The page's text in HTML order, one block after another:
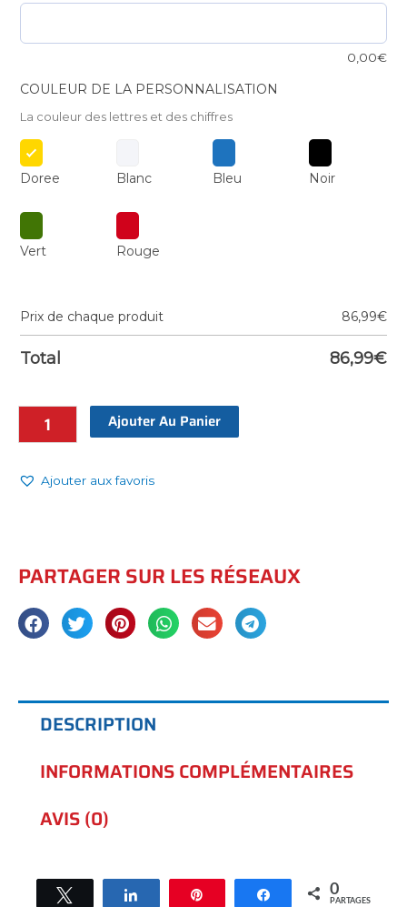
0,00€
COULEUR DE LA PERSONNALISATION
La couleur des lettres et des chiffres
Doree Blanc Bleu Noir
Vert Rouge
Prix de chaque produit 86,99€
Total 86,99€
Ajouter Au Panier
Ajouter aux favoris
PARTAGER SUR LES RÉSEAUX
DESCRIPTION
INFORMATIONS COMPLÉMENTAIRES
AVIS (0)
Tweetez Partagez Partagez 0
PARTAGES